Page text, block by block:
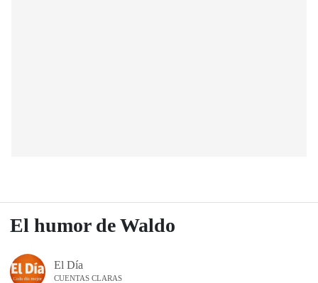
El humor de Waldo
El Día
CUENTAS CLARAS